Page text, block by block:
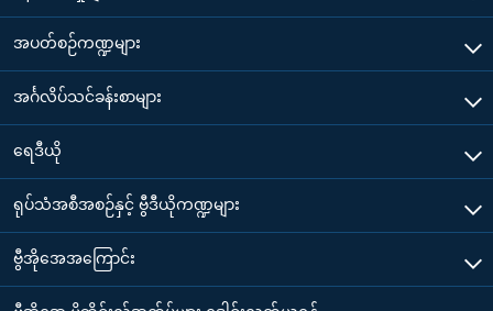
အပတ်စဉ်ကဏ္ဍများ
အင်္ဂလိပ်သင်ခန်းစာများ
ရေဒီယို
ရုပ်သံအစီအစဉ်နှင့် ဗွီဒီယိုကဏ္ဍများ
ဗွီအိုအေအကြောင်း